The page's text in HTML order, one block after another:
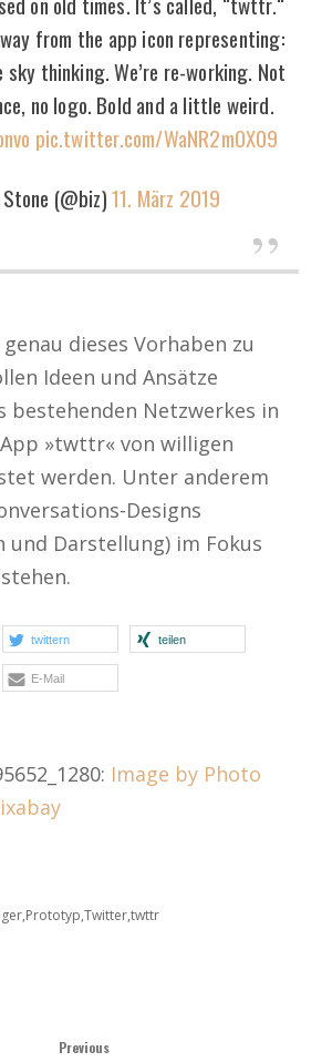
from the app icon representing:
thinking. We’re re-working. Not
no logo. Bold and a little weird.
pic.twitter.com/WaNR2mOXO9
(@biz)11. März 2019
dieses Vorhaben zu
Ideen und Ansätze
bestehenden Netzwerkes in
»twttr« von willigen
werden. Unter anderem
Designs
und Darstellung) im Fokus
twittern teilen
E-Mail
Image by Photo
Prototyp Twittertwttr
Previous